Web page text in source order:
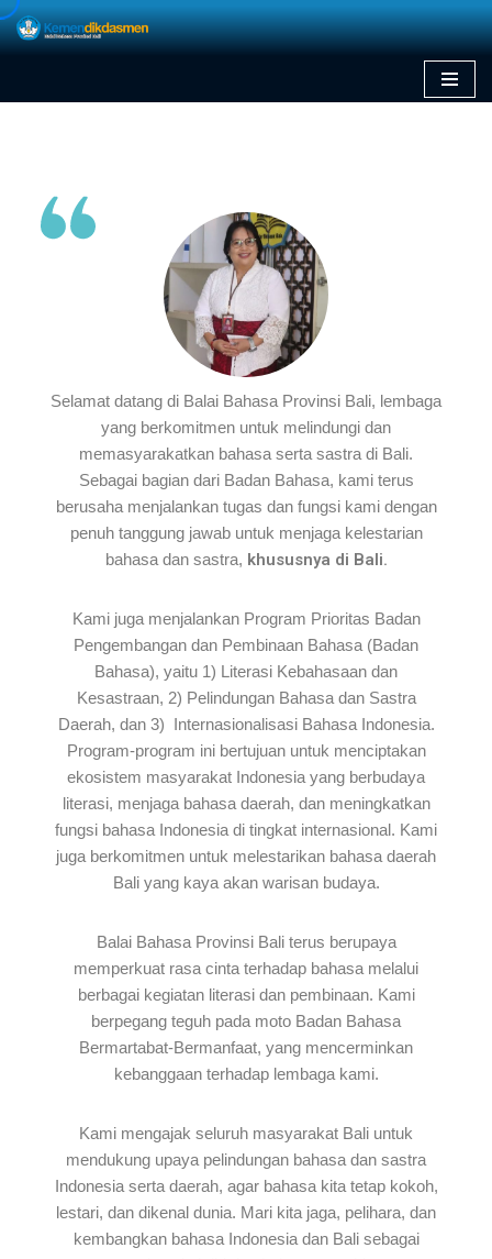
Selamat datang di Balai Bahasa Provinsi Bali, lembaga
yang berkomitmen untuk melindungi dan
memasyarakatkan bahasa serta sastra di Bali.
Sebagai bagian dari Badan Bahasa, kami terus
berusaha menjalankan tugas dan fungsi kami dengan
penuh tanggung jawab untuk menjaga kelestarian
bahasa dan sastra, khususnya di Bali.
Kami juga menjalankan Program Prioritas Badan
Pengembangan dan Pembinaan Bahasa (Badan
Bahasa), yaitu 1) Literasi Kebahasaan dan
Kesastraan, 2) Pelindungan Bahasa dan Sastra
Daerah, dan 3) Internasionalisasi Bahasa Indonesia.
Program-program ini bertujuan untuk menciptakan
ekosistem masyarakat Indonesia yang berbudaya
literasi, menjaga bahasa daerah, dan meningkatkan
fungsi bahasa Indonesia di tingkat internasional. Kami
juga berkomitmen untuk melestarikan bahasa daerah
Bali yang kaya akan warisan budaya.
Balai Bahasa Provinsi Bali terus berupaya
memperkuat rasa cinta terhadap bahasa melalui
berbagai kegiatan literasi dan pembinaan. Kami
berpegang teguh pada moto Badan Bahasa
Bermartabat-Bermanfaat, yang mencerminkan
kebanggaan terhadap lembaga kami.
Kami mengajak seluruh masyarakat Bali untuk
mendukung upaya pelindungan bahasa dan sastra
Indonesia serta daerah, agar bahasa kita tetap kokoh,
lestari, dan dikenal dunia. Mari kita jaga, pelihara, dan
kembangkan bahasa Indonesia dan Bali sebagai